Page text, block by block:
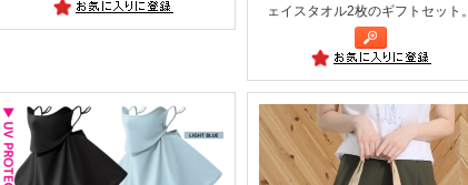
ェイスタオル2枚のギフトセット。